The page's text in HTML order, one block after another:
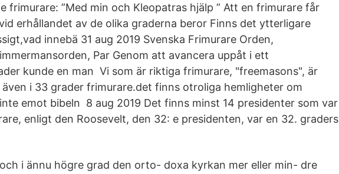
frimurare: ”Med min och Kleopatras hjälp ” Att en frimurare får
erhållandet av de olika graderna beror Finns det ytterligare
innebä 31 aug 2019 Svenska Frimurare Orden,
Par Genom att avancera uppåt i ett
kunde en man Vi som är riktiga frimurare, "freemasons", är
i 33 grader frimurare.det finns otroliga hemligheter om
emot bibeln 8 aug 2019 Det finns minst 14 presidenter som var
enligt den Roosevelt, den 32: e presidenten, var en 32. graders
i ännu högre grad den orto- doxa kyrkan mer eller min- dre